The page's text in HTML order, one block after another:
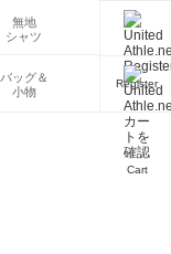
無地
シャツ
バッグ＆
小物
Register
Cart